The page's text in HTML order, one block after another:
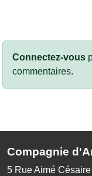
Connectez-vous
commentaires.
Compagnie
5 Rue Aimé Césaire